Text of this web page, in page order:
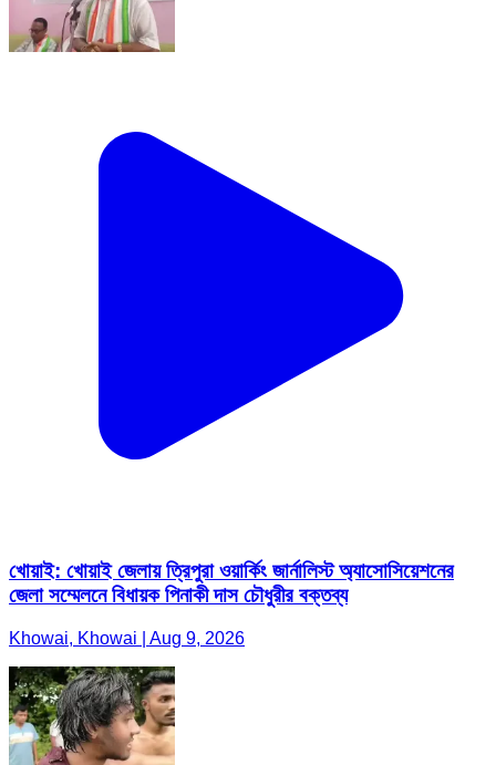
খোয়াই: খোয়াই জেলায় ত্রিপুরা ওয়ার্কিং জার্নালিস্ট অ্যাসোসিয়েশনের
জেলা সম্মেলনে বিধায়ক পিনাকী দাস চৌধুরীর বক্তব্য
Khowai, Khowai | Aug 9, 2026